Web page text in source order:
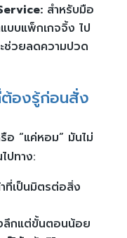
สำหรับมือ
บบแพ็กเกจจิ้ง ไป
ช่วยลดความปวด
องรู้ก่อนสั่ง
อ “แค่หอม” มันไม่
ปทาง:
เป็นมิตรต่อสิ่ง
ลึกแต่ขั้นตอนน้อย